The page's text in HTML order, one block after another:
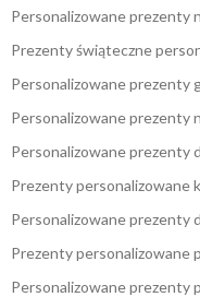
Personalizowane prezenty
Prezenty świąteczne
Personalizowane prezenty
Personalizowane prezenty
Personalizowane prezenty
Prezenty personalizowane
Personalizowane prezenty
Prezenty personalizowane
Personalizowane prezenty